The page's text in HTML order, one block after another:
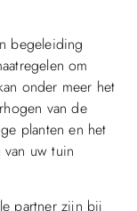
begeleiding
om
onder meer het
van de
planten en het
uw tuin
partner zijn bij